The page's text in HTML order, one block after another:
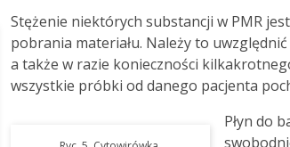
Stężenie niektórych substancji w PMR
pobrania materiału. Należy to
a także w razie konieczności
wszystkie próbki od danego pacjenta
Płyn do